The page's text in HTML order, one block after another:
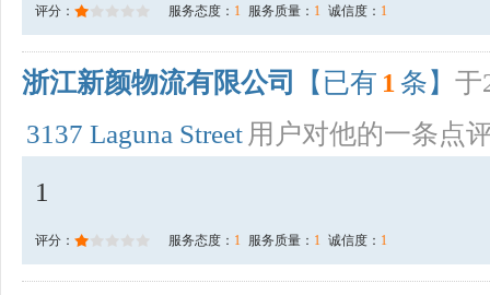
评分： 服务态度： 1 服务质量： 1 诚信度： 1
浙江新颜物流有限公司 【已有 1 条】 于
3137 Laguna Street 用户对他的一条点
1
评分： 服务态度： 1 服务质量： 1 诚信度： 1